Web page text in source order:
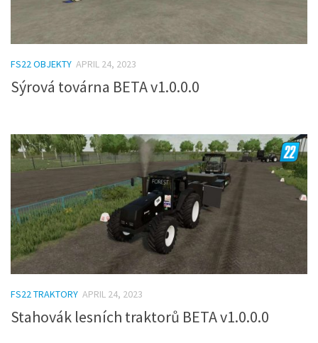
FS22 OBJEKTY APRIL 24, 2023
Sýrová továrna BETA v1.0.0.0
FS22 TRAKTORY APRIL 24, 2023
Stahovák lesních traktorů BETA v1.0.0.0